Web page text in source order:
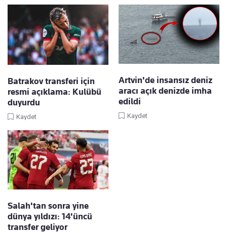
Batrakov transferi için
resmi açıklama: Kulübü
duyurdu
Kaydet
Artvin'de insansız deniz
aracı açık denizde imha
edildi
Kaydet
Salah'tan sonra yine
dünya yıldızı: 14'üncü
transfer geliyor